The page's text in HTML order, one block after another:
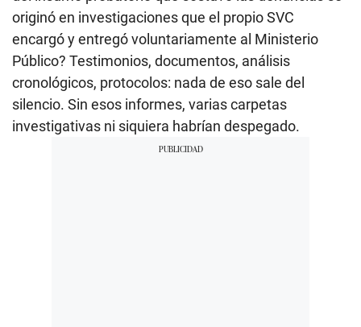
originó en investigaciones que el propio SVC
encargó y entregó voluntariamente al Ministerio
Público? Testimonios, documentos, análisis
cronológicos, protocolos: nada de eso sale del
silencio. Sin esos informes, varias carpetas
investigativas ni siquiera habrían despegado.